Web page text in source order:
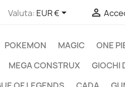
Valuta: EUR € 
POKEMON MAGIC
ONE
MEGA CONSTRUX
GIOCHI